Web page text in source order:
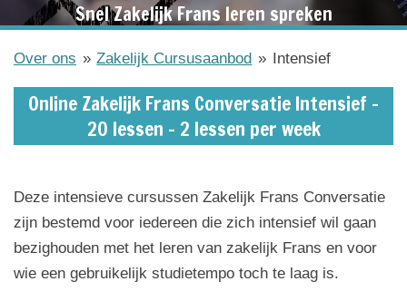
Snel Zakelijk Frans leren spreken
Over ons » Zakelijk Cursusaanbod » Intensief
Online Zakelijk Frans Conversatie Intensief -
20 lessen - 2 lessen per week
Deze intensieve cursussen Zakelijk Frans Conversatie
zijn bestemd voor iedereen die zich intensief wil gaan
bezighouden met het leren van zakelijk Frans en voor
wie een gebruikelijk studietempo toch te laag is.